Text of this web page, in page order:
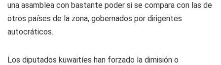
una asamblea con bastante poder si se compara con las de
otros países de la zona, gobernados por dirigentes
autocráticos.
Los diputados kuwaitíes han forzado la dimisión o